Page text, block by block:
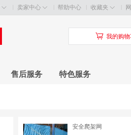
卖家中心 帮助中心 收藏夹
󰃦 我的购物
售后服务 特色服务
安全爬架网